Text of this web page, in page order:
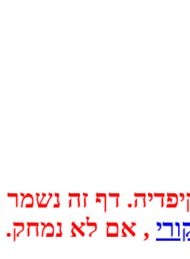
נשמר אוטומטית מכיוון
, אם לא נמחק.